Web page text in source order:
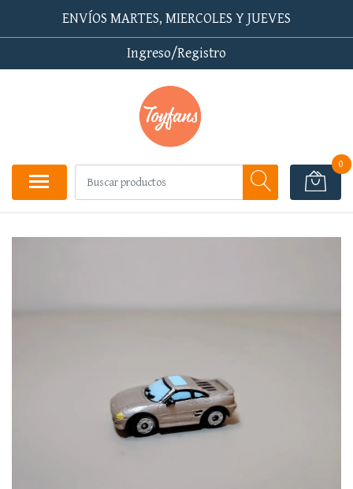
ENVÍOS MARTES, MIERCOLES Y JUEVES
Ingreso/Registro
0